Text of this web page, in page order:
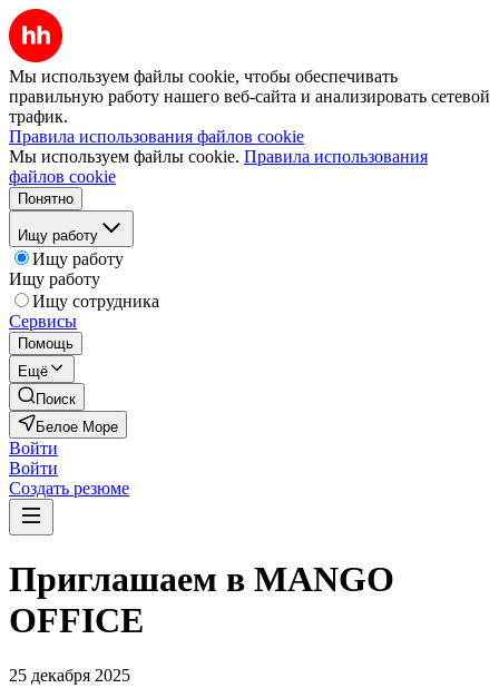
Мы используем файлы cookie, чтобы обеспечивать
правильную работу нашего веб-сайта и анализировать сетевой
трафик.
Правила использования файлов cookie
Мы используем файлы cookie. Правила использования
файлов cookie
Понятно
Ищу работу
Ищу работу
Ищу работу
Ищу сотрудника
Сервисы
Помощь
Ещё
Поиск
Белое Море
Войти
Войти
Создать резюме
Приглашаем в MANGO
OFFICE
25 декабря 2025